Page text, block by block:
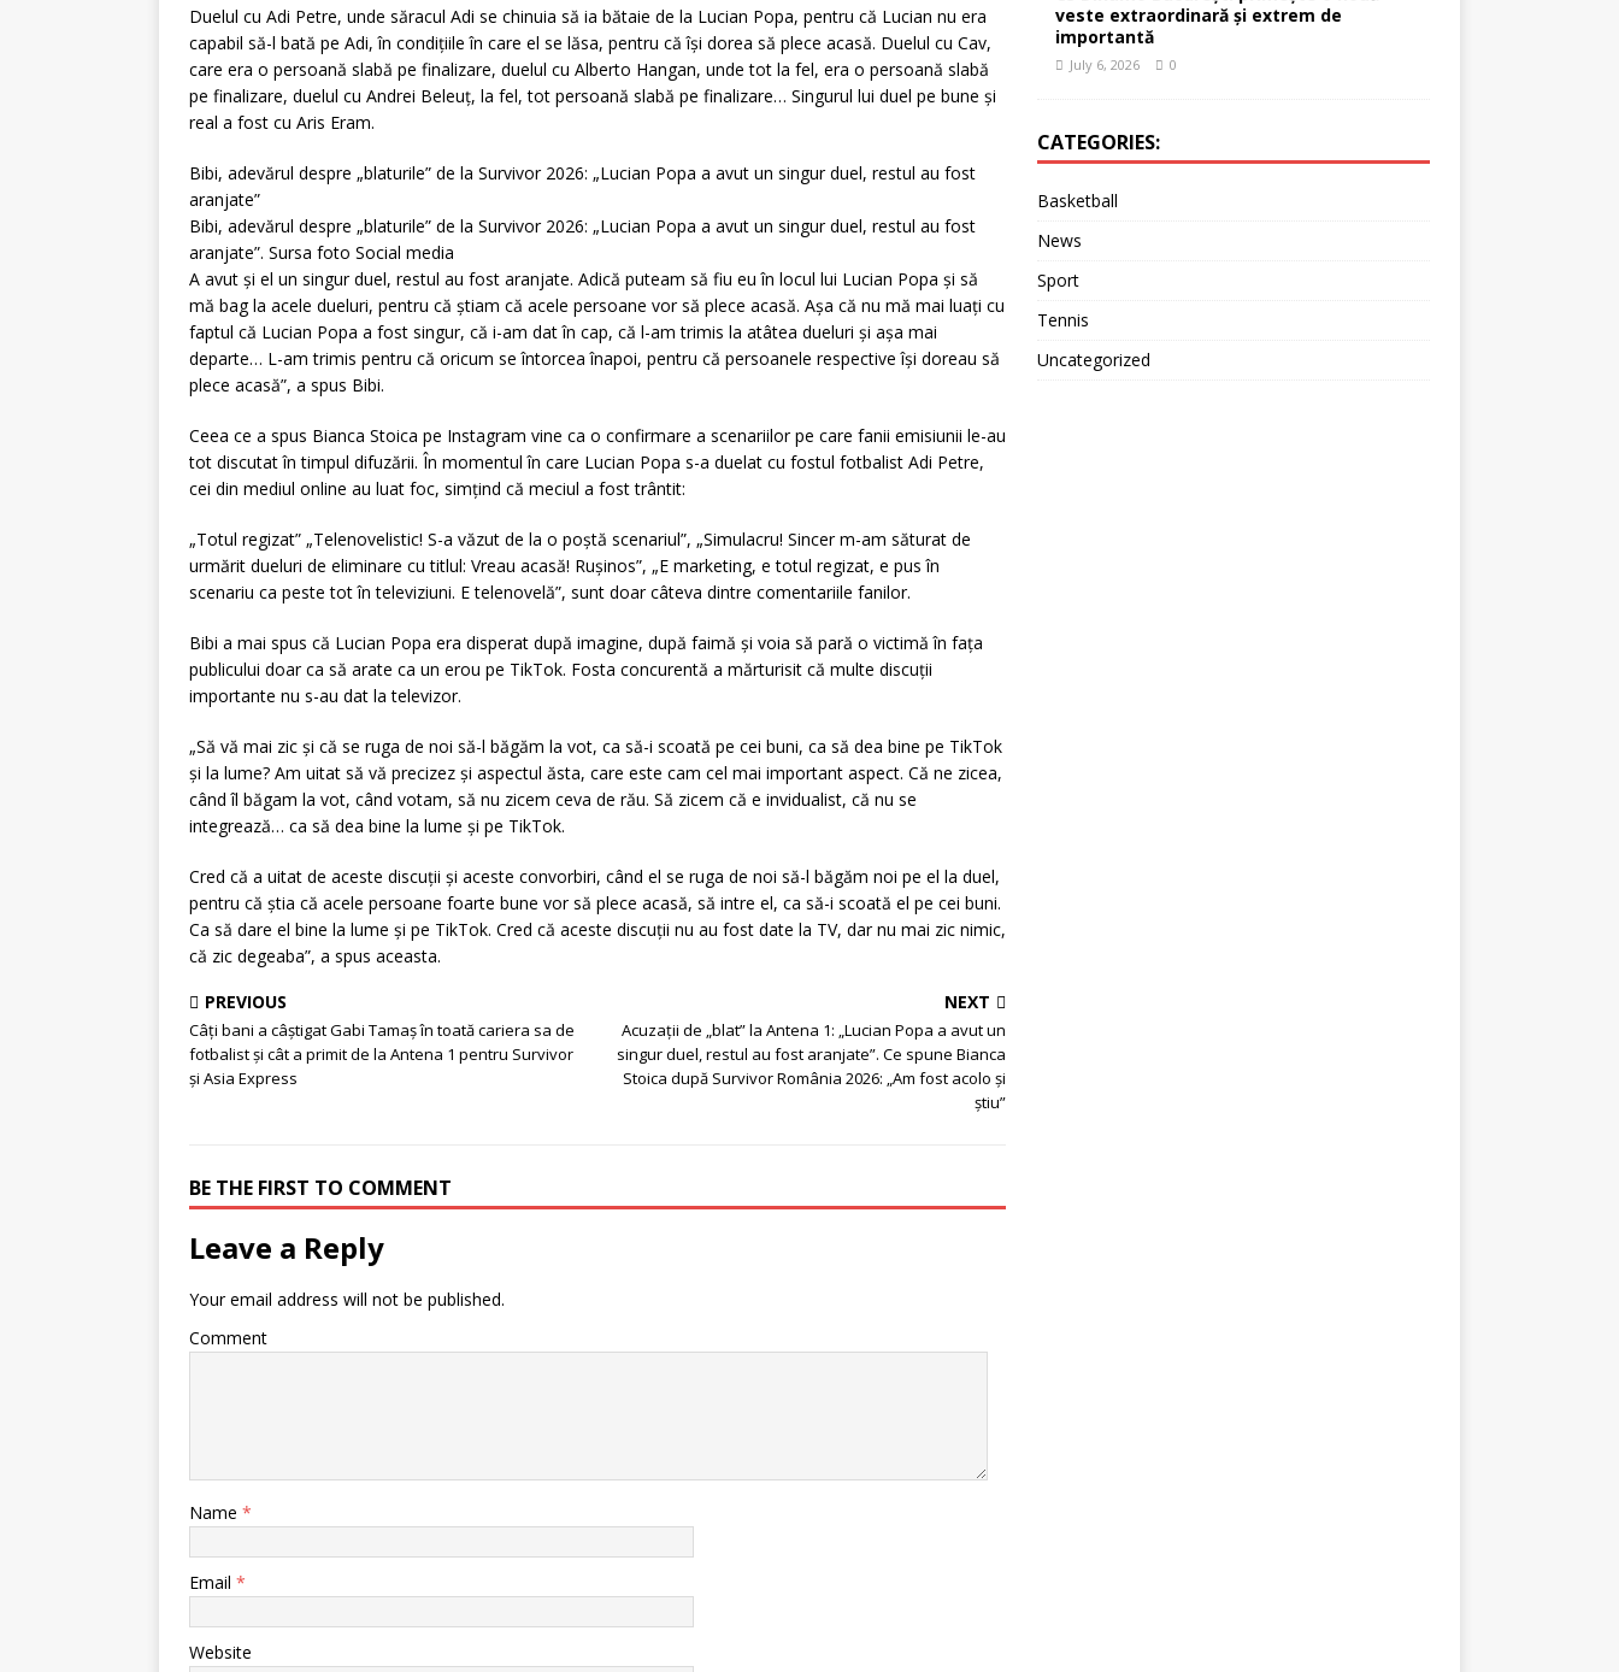
Duelul cu Adi Petre, unde săracul Adi se chinuia să ia bătaie de la Lucian Popa, pentru că Lucian nu era
capabil să-l bată pe Adi, în condițiile în care el se lăsa, pentru că își dorea să plece acasă. Duelul cu Cav,
care era o persoană slabă pe finalizare, duelul cu Alberto Hangan, unde tot la fel, era o persoană slabă
pe finalizare, duelul cu Andrei Beleuț, la fel, tot persoană slabă pe finalizare… Singurul lui duel pe bune și
real a fost cu Aris Eram.
Bibi, adevărul despre „blaturile” de la Survivor 2026: „Lucian Popa a avut un singur duel, restul au fost
aranjate”
Bibi, adevărul despre „blaturile” de la Survivor 2026: „Lucian Popa a avut un singur duel, restul au fost
aranjate”. Sursa foto Social media
A avut și el un singur duel, restul au fost aranjate. Adică puteam să fiu eu în locul lui Lucian Popa și să
mă bag la acele dueluri, pentru că știam că acele persoane vor să plece acasă. Așa că nu mă mai luați cu
faptul că Lucian Popa a fost singur, că i-am dat în cap, că l-am trimis la atâtea dueluri și așa mai
departe… L-am trimis pentru că oricum se întorcea înapoi, pentru că persoanele respective își doreau să
plece acasă”, a spus Bibi.
Ceea ce a spus Bianca Stoica pe Instagram vine ca o confirmare a scenariilor pe care fanii emisiunii le-au
tot discutat în timpul difuzării. În momentul în care Lucian Popa s-a duelat cu fostul fotbalist Adi Petre,
cei din mediul online au luat foc, simțind că meciul a fost trântit:
„Totul regizat” „Telenovelistic! S-a văzut de la o poștă scenariul”, „Simulacru! Sincer m-am săturat de
urmărit dueluri de eliminare cu titlul: Vreau acasă! Rușinos”, „E marketing, e totul regizat, e pus în
scenariu ca peste tot în televiziuni. E telenovelă”, sunt doar câteva dintre comentariile fanilor.
Bibi a mai spus că Lucian Popa era disperat după imagine, după faimă și voia să pară o victimă în fața
publicului doar ca să arate ca un erou pe TikTok. Fosta concurentă a mărturisit că multe discuții
importante nu s-au dat la televizor.
„Să vă mai zic și că se ruga de noi să-l băgăm la vot, ca să-i scoată pe cei buni, ca să dea bine pe TikTok
și la lume? Am uitat să vă precizez și aspectul ăsta, care este cam cel mai important aspect. Că ne zicea,
când îl băgam la vot, când votam, să nu zicem ceva de rău. Să zicem că e invidualist, că nu se
integrează… ca să dea bine la lume și pe TikTok.
Cred că a uitat de aceste discuții și aceste convorbiri, când el se ruga de noi să-l băgăm noi pe el la duel,
pentru că știa că acele persoane foarte bune vor să plece acasă, să intre el, ca să-i scoată el pe cei buni.
Ca să dare el bine la lume și pe TikTok. Cred că aceste discuții nu au fost date la TV, dar nu mai zic nimic,
că zic degeaba”, a spus aceasta.
PREVIOUS
Câți bani a câștigat Gabi Tamaș în toată cariera sa de
fotbalist și cât a primit de la Antena 1 pentru Survivor
și Asia Express
NEXT
Acuzații de „blat” la Antena 1: „Lucian Popa a avut un
singur duel, restul au fost aranjate”. Ce spune Bianca
Stoica după Survivor România 2026: „Am fost acolo și
știu”
BE THE FIRST TO COMMENT
Leave a Reply
Your email address will not be published.
Comment
Name *
Email *
Website
veste extraordinară și extrem de
importantă
July 6, 2026 0
CATEGORIES:
Basketball
News
Sport
Tennis
Uncategorized